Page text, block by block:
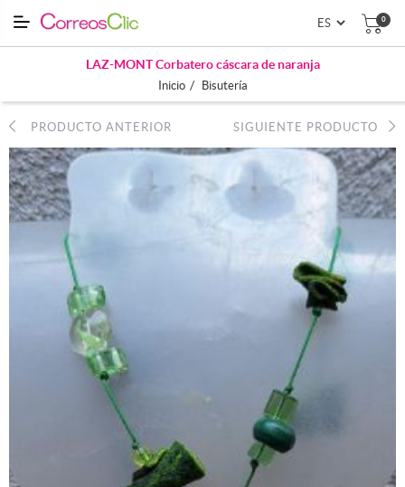
0
LAZ-MONT Corbatero cáscara de naranja
Inicio / Bisutería
PRODUCTO ANTERIOR SIGUIENTE PRODUCTO